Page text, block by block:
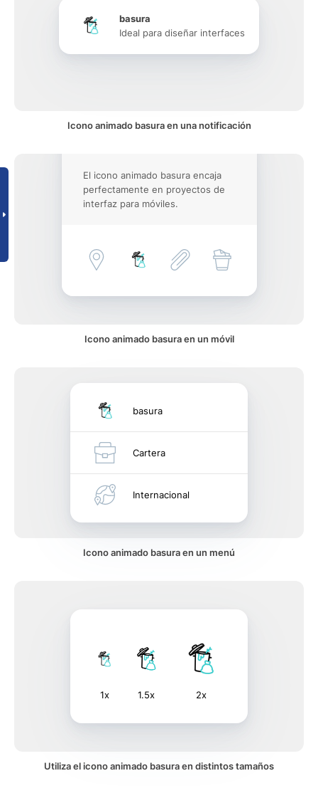
basura
Ideal para diseñar interfaces
Icono animado basura en una notificación
El icono animado basura encaja
perfectamente en proyectos de
interfaz para móviles.
Icono animado basura en un móvil
basura
Cartera
Internacional
Icono animado basura en un menú
1x 1.5x 2x
Utiliza el icono animado basura en distintos tamaños